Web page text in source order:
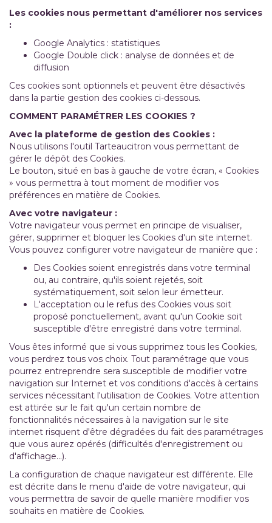
Les cookies nous permettant d'améliorer nos services
:
Google Analytics : statistiques
Google Double click : analyse de données et de
diffusion
Ces cookies sont optionnels et peuvent être désactivés
dans la partie gestion des cookies ci-dessous.
COMMENT PARAMÉTRER LES COOKIES ?
Avec la plateforme de gestion des Cookies :
Nous utilisons l'outil Tarteaucitron vous permettant de
gérer le dépôt des Cookies.
Le bouton, situé en bas à gauche de votre écran, « Cookies
» vous permettra à tout moment de modifier vos
préférences en matière de Cookies.
Avec votre navigateur :
Votre navigateur vous permet en principe de visualiser,
gérer, supprimer et bloquer les Cookies d'un site internet.
Vous pouvez configurer votre navigateur de manière que :
Des Cookies soient enregistrés dans votre terminal
ou, au contraire, qu'ils soient rejetés, soit
systématiquement, soit selon leur émetteur.
L'acceptation ou le refus des Cookies vous soit
proposé ponctuellement, avant qu'un Cookie soit
susceptible d'être enregistré dans votre terminal.
Vous êtes informé que si vous supprimez tous les Cookies,
vous perdrez tous vos choix. Tout paramétrage que vous
pourrez entreprendre sera susceptible de modifier votre
navigation sur Internet et vos conditions d'accès à certains
services nécessitant l'utilisation de Cookies. Votre attention
est attirée sur le fait qu'un certain nombre de
fonctionnalités nécessaires à la navigation sur le site
internet risquent d'être dégradées du fait des paramétrages
que vous aurez opérés (difficultés d'enregistrement ou
d'affichage...).
La configuration de chaque navigateur est différente. Elle
est décrite dans le menu d'aide de votre navigateur, qui
vous permettra de savoir de quelle manière modifier vos
souhaits en matière de Cookies.